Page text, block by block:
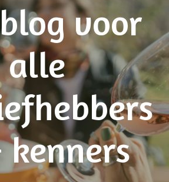
voor
alle
kenners